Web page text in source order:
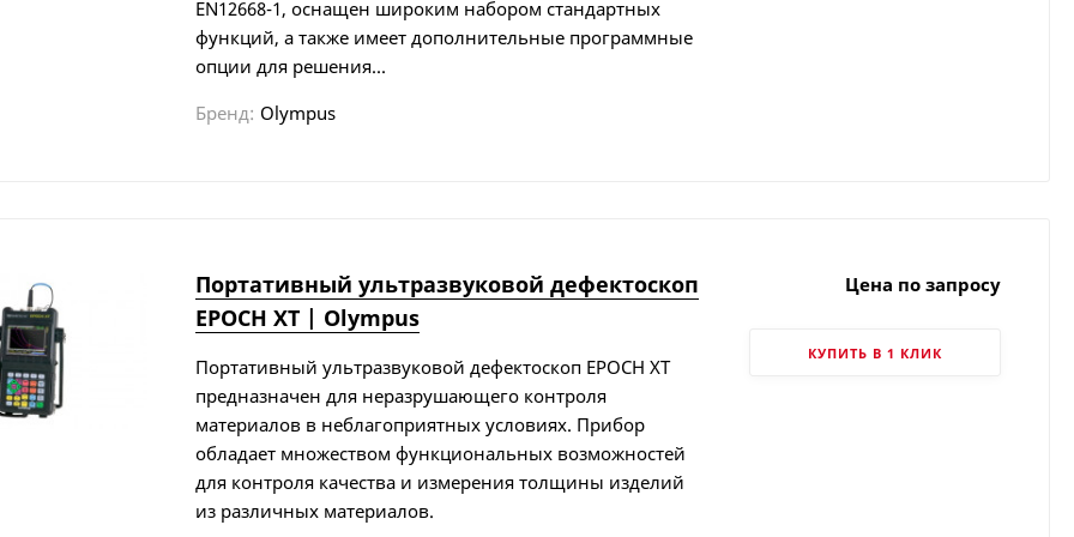
EN12668-1, оснащен широким набором стандартных
функций, а также имеет дополнительные программные
опции для решения...
Бренд: Olympus
Портативный ультразвуковой дефектоскоп
EPOCH XT | Olympus
Портативный ультразвуковой дефектоскоп EPOCH XT
предназначен для неразрушающего контроля
материалов в неблагоприятных условиях. Прибор
обладает множеством функциональных возможностей
для контроля качества и измерения толщины изделий
из различных материалов.
Цена по запросу
КУПИТЬ В 1 КЛИК